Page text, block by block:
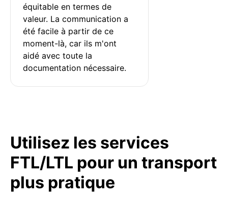
équitable en termes de
valeur. La communication a
été facile à partir de ce
moment-là, car ils m'ont
aidé avec toute la
documentation nécessaire.
Utilisez les services
FTL/LTL pour un transport
plus pratique